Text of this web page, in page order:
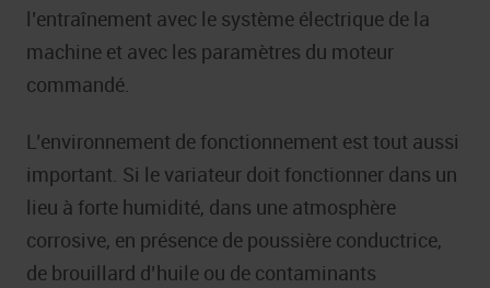
l’entraînement avec le système électrique de la
machine et avec les paramètres du moteur
commandé.
L’environnement de fonctionnement est tout aussi
important. Si le variateur doit fonctionner dans un
lieu à forte humidité, dans une atmosphère
corrosive, en présence de poussière conductrice,
de brouillard d’huile ou de contaminants